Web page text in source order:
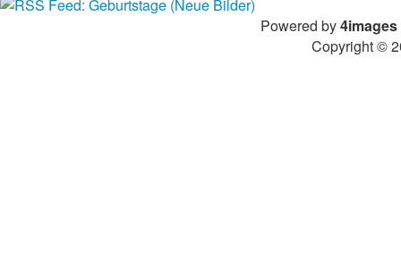
Powered by4images
Copyright ©